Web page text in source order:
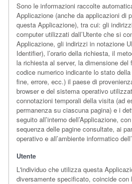
Sono le informazioni raccolte
Applicazione (anche da applicazioni di
questa Applicazione), tra cui: gli
computer utilizzati dall’Utente che si
Applicazione, gli indirizzi in notazione
Identifier), l’orario della richiesta, il
la richiesta al server, la dimensione
codice numerico indicante lo stato
fine, errore, ecc.) il paese di
browser e del sistema operativo
connotazioni temporali della visita (ad
permanenza su ciascuna pagina) e i
seguito all’interno dell’Applicazione,
sequenza delle pagine consultate, ai
operativo e all’ambiente informatico
Utente
L'individuo che utilizza questa
diversamente specificato, coincide con